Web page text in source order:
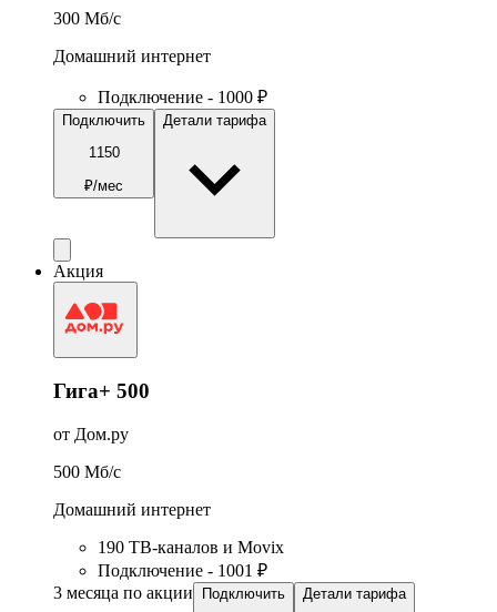
300 Мб/c
Домашний интернет
Подключение - 1000 ₽
Подключить
1150
₽/мес
Детали тарифа
Акция
Гига+ 500
от Дом.ру
500 Мб/c
Домашний интернет
190 ТВ-каналов и Movix
Подключение - 1001 ₽
3 месяца по акции
Подключить
Детали тарифа